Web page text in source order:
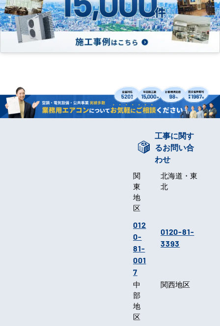
工事に関す
るお問い合
わせ
関
東
地
区
012
0-
81-
001
7
北海道・東
北
0120-81-
3393
中
部
地
区
関西地区